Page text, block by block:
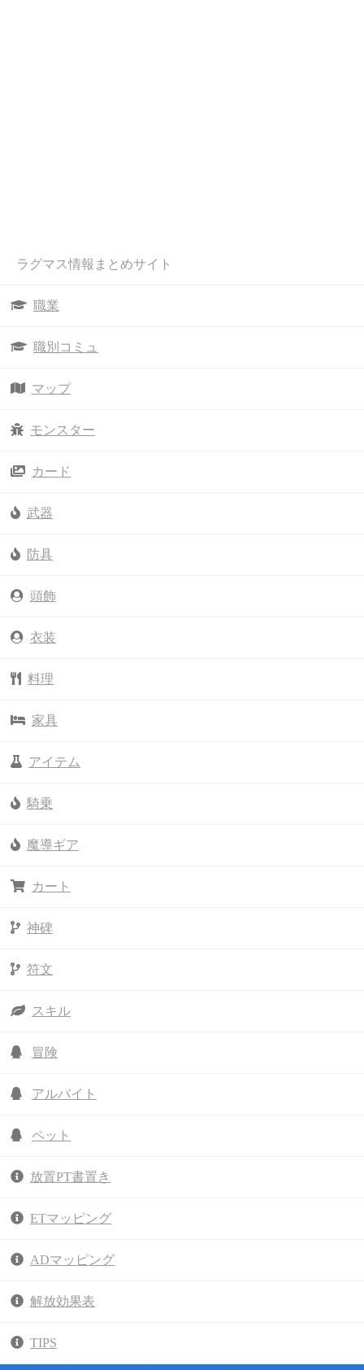
ラグマス情報まとめサイト
職業
職別コミュ
マップ
モンスター
カード
武器
防具
頭飾
衣装
料理
家具
アイテム
騎乗
魔導ギア
カート
神碑
符文
スキル
冒険
アルバイト
ペット
放置PT書置き
ETマッピング
ADマッピング
解放効果表
TIPS